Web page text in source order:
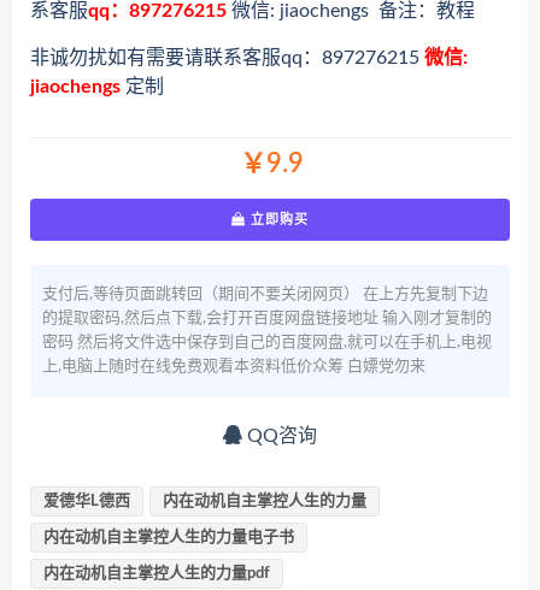
系客服qq：897276215 微信: jiaochengs 备注：教程
非诚勿扰如有需要请联系客服qq：897276215 微信:
jiaochengs 定制
￥9.9
立即购买
支付后,等待页面跳转回（期间不要关闭网页） 在上方先复制下边
的提取密码,然后点下载,会打开百度网盘链接地址 输入刚才复制的
密码 然后将文件选中保存到自己的百度网盘,就可以在手机上,电视
上,电脑上随时在线免费观看本资料低价众筹 白嫖党勿来
QQ咨询
爱德华L德西 内在动机自主掌控人生的力量
内在动机自主掌控人生的力量电子书
内在动机自主掌控人生的力量pdf